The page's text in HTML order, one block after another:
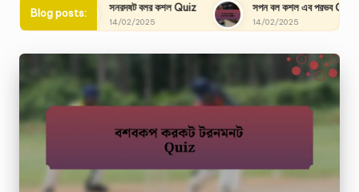
Blog posts:
সনরদষট বলর কশল Quiz
14/02/2025
সপন বল কশল এব পরভব Quiz
14/02/2025